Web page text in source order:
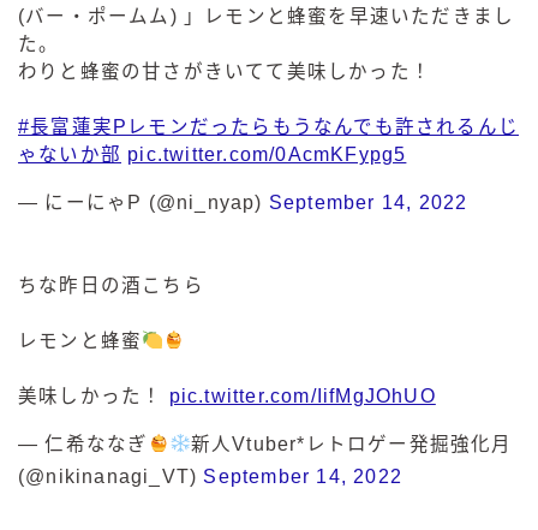
(バー・ポームム) 」レモンと蜂蜜を早速いただきまし
た。
わりと蜂蜜の甘さがきいてて美味しかった！
#長富蓮実Pレモンだったらもうなんでも許されるんじ
ゃないか部 pic.twitter.com/0AcmKFypg5
— にーにゃP (@ni_nyap) September 14, 2022
ちな昨日の酒こちら
レモンと蜂蜜
美味しかった！ pic.twitter.com/IifMgJOhUO
— 仁希ななぎ
新人Vtuber*レトロゲー発掘強化月
(@nikinanagi_VT) September 14, 2022